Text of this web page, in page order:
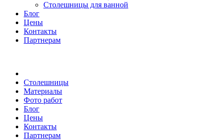
Столешницы для ванной
Блог
Цены
Контакты
Партнерам
Столешницы
Материалы
Фото работ
Блог
Цены
Контакты
Партнерам